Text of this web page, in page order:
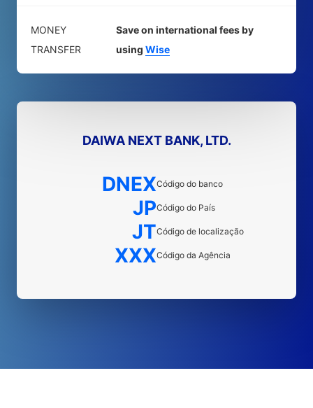
MONEY
TRANSFER
Save on international fees by
using Wise
DAIWA NEXT BANK, LTD.
DNEXCódigo do banco
JPCódigo do País
JTCódigo de localização
XXXCódigo da Agência